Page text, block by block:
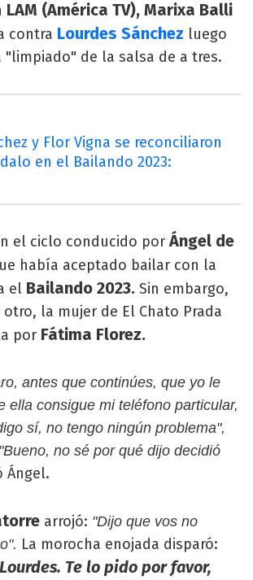
LAM (América TV), Marixa Balli
contra Lourdes Sánchez luego
"limpiado" de la salsa de a tres.
y Flor Vigna se reconciliaron
en el Bailando 2023:
el ciclo conducido porÁngel de
había aceptado bailar con la
el Bailando 2023. Sin embargo,
la mujer de El Chato Prada
por Fátima Florez.
antes que continúes, que yo le
ella consigue mi teléfono particular,
sí, no tengo ningún problema",
"Bueno, no sé por qué dijo decidió
Ángel.
arrojó: "Dijo que vos no
La morocha enojada disparó:
Te lo pido por favor,